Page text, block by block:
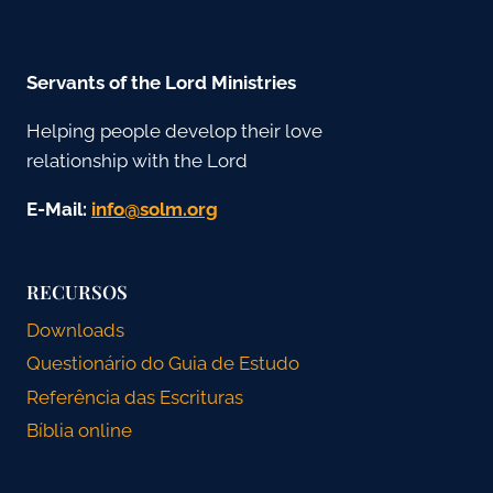
Servants of the Lord Ministries
Helping people develop their love
relationship with the Lord
E-Mail: gro.mlos@ofni
RECURSOS
Downloads
Questionário do Guia de Estudo
Referência das Escrituras
Bíblia online